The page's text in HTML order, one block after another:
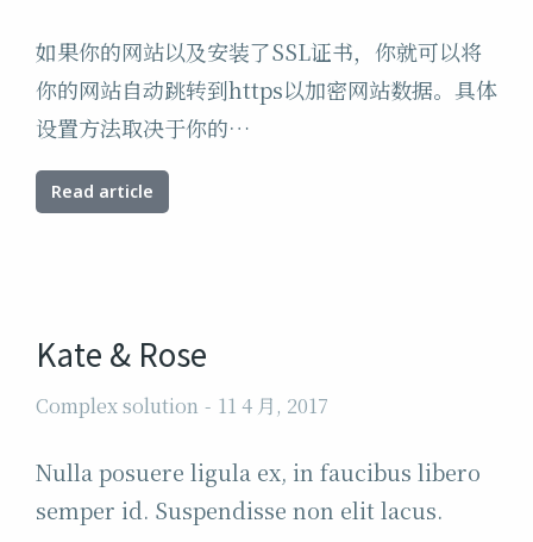
如果你的网站以及安装了SSL证书，你就可以将
你的网站自动跳转到https以加密网站数据。具体
设置方法取决于你的…
Read article
Kate & Rose
Complex solution 11 4 月, 2017
Nulla posuere ligula ex, in faucibus libero
semper id. Suspendisse non elit lacus.